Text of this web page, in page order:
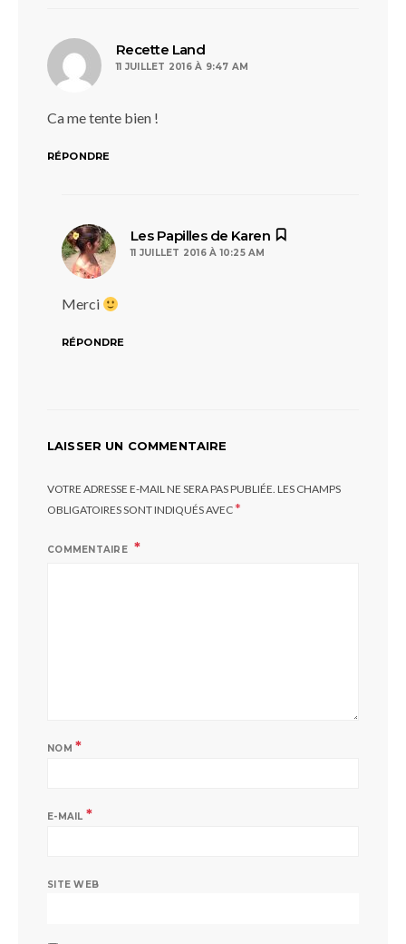
Recette Land
11 JUILLET 2016 À 9:47 AM
Ca me tente bien !
RÉPONDRE
Les Papilles de Karen
11 JUILLET 2016 À 10:25 AM
Merci
RÉPONDRE
LAISSER UN COMMENTAIRE
VOTRE ADRESSE E-MAIL NE SERA PAS PUBLIÉE. LES CHAMPS
OBLIGATOIRES SONT INDIQUÉS AVEC*
COMMENTAIRE
NOM *
E-MAIL *
SITE WEB